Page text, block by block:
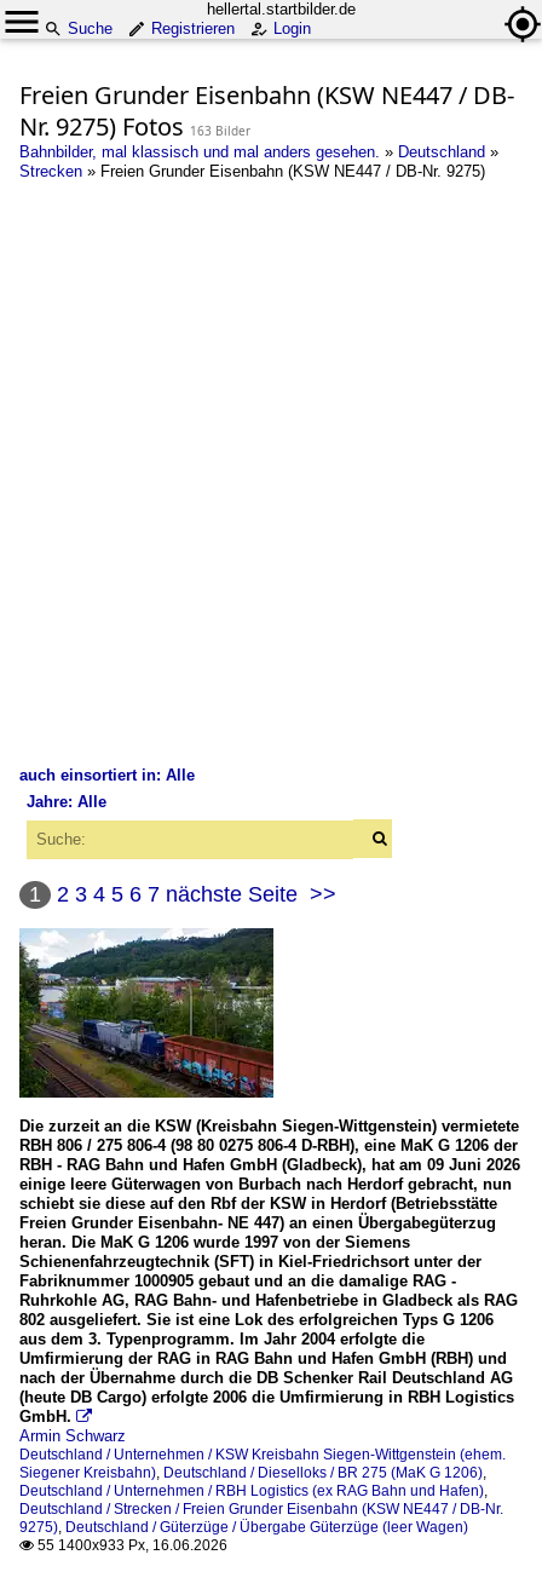
hellertal.startbilder.de
Suche
Registrieren Login
Freien Grunder Eisenbahn (KSW NE447 / DB-
Nr. 9275) Fotos 163 Bilder
Bahnbilder, mal klassisch und mal anders gesehen. » Deutschland »
Strecken » Freien Grunder Eisenbahn (KSW NE447 / DB-Nr. 9275)
auch einsortiert in: Alle
Alle Kategorien
Deutschland
Bahndienstfahrzeuge
Zweiwegebagger
Zweiwegefahrzeuge
Bahnhochbauten
Stellwerke
Bahnhöfe
Herdorf
Bahntechnische Anlagen
Formsignale
Gleise und Weichen
Spitzkehren
Dieselloks
BR 263 (Voith Maxima 30 CC)
BR 271 (MaK G 1000 BB)
Jahre: Alle
2000
2004
2010
2012
2014
2015
2016
2017
2018
2019
2020
2020
2021
2022
2023
2024
1 2 3 4 5 6 7 nächste Seite >>
Die zurzeit an die KSW (Kreisbahn Siegen-Wittgenstein) vermietete
RBH 806 / 275 806-4 (98 80 0275 806-4 D-RBH), eine MaK G 1206 der
RBH - RAG Bahn und Hafen GmbH (Gladbeck), hat am 09 Juni 2026
einige leere Güterwagen von Burbach nach Herdorf gebracht, nun
schiebt sie diese auf den Rbf der KSW in Herdorf (Betriebsstätte
Freien Grunder Eisenbahn- NE 447) an einen Übergabegüterzug
heran. Die MaK G 1206 wurde 1997 von der Siemens
Schienenfahrzeugtechnik (SFT) in Kiel-Friedrichsort unter der
Fabriknummer 1000905 gebaut und an die damalige RAG -
Ruhrkohle AG, RAG Bahn- und Hafenbetriebe in Gladbeck als RAG
802 ausgeliefert. Sie ist eine Lok des erfolgreichen Typs G 1206
aus dem 3. Typenprogramm. Im Jahr 2004 erfolgte die
Umfirmierung der RAG in RAG Bahn und Hafen GmbH (RBH) und
nach der Übernahme durch die DB Schenker Rail Deutschland AG
(heute DB Cargo) erfolgte 2006 die Umfirmierung in RBH Logistics
GmbH. 
Armin Schwarz
Deutschland / Unternehmen / KSW Kreisbahn Siegen-Wittgenstein (ehem.
Siegener Kreisbahn), Deutschland / Dieselloks / BR 275 (MaK G 1206),
Deutschland / Unternehmen / RBH Logistics (ex RAG Bahn und Hafen),
Deutschland / Strecken / Freien Grunder Eisenbahn (KSW NE447 / DB-Nr.
9275), Deutschland / Güterzüge / Übergabe Güterzüge (leer Wagen)
 55 1400x933 Px, 16.06.2026